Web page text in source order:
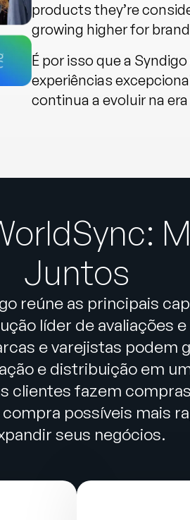
products they’re
growing higher for
É por isso que a
experiências
continua a evoluir na era
Juntos
reúne as principais
líder de avaliações
e varejistas podem
e distribuição em
clientes fazem
possíveis mais
seus negócios.